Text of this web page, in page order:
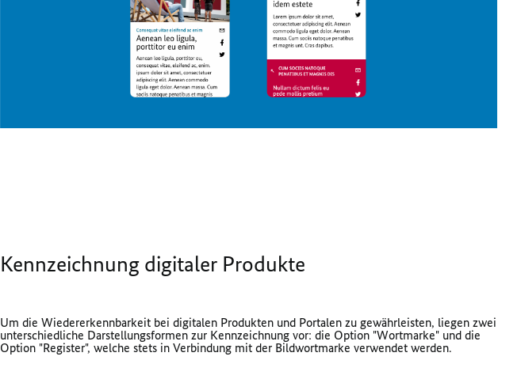
Kennzeichnung digitaler Produkte
Um die Wiedererkennbarkeit bei digitalen Produkten und Portalen zu gewährleisten, liegen zwei
unterschiedliche Darstellungsformen zur Kennzeichnung vor: die Option "Wortmarke" und die
Option "Register", welche stets in Verbindung mit der Bildwortmarke verwendet werden.